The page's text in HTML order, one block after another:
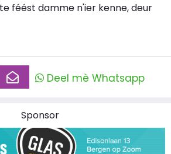
féést damme n'ier kenne, deur
Deel mè Whatsapp
Sponsor